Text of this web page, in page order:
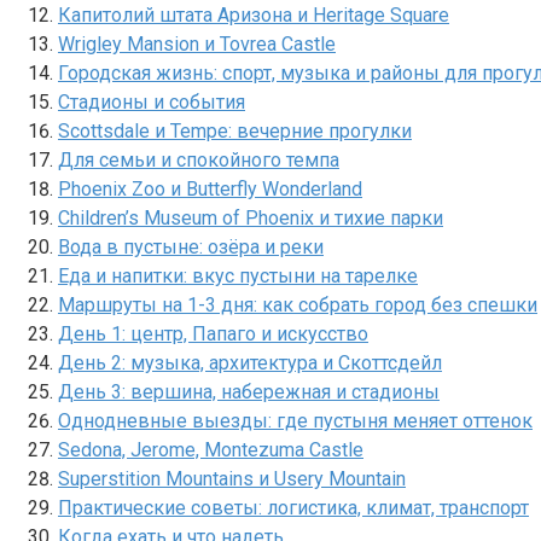
Капитолий штата Аризона и Heritage Square
Wrigley Mansion и Tovrea Castle
Городская жизнь: спорт, музыка и районы для
Стадионы и события
Scottsdale и Tempe: вечерние прогулки
Для семьи и спокойного темпа
Phoenix Zoo и Butterfly Wonderland
Children’s Museum of Phoenix и тихие парки
Вода в пустыне: озёра и реки
Еда и напитки: вкус пустыни на тарелке
Маршруты на 1-3 дня: как собрать город без спешки
День 1: центр, Папаго и искусство
День 2: музыка, архитектура и Скоттсдейл
День 3: вершина, набережная и стадионы
Однодневные выезды: где пустыня меняет оттенок
Sedona, Jerome, Montezuma Castle
Superstition Mountains и Usery Mountain
Практические советы: логистика, климат, транспорт